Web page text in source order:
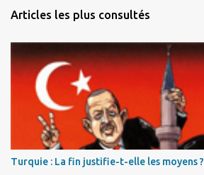
n
i
Articles les plus consultés
Turquie : La fin justifie-t-elle les moyens ?